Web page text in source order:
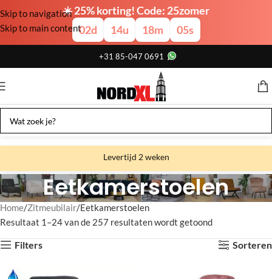
☀️ 25% korting! Code: 25zomer
02d 14u 18m 04s
Skip to navigation
Skip to main content
+31 85-047 0691
Levertijd 2 weken
Gratis verzending
Gratis afhalen
Showroom bij fabriek
Eetkamerstoelen
Home Zitmeubilair Eetkamerstoelen
Resultaat 1–24 van de 257 resultaten wordt getoond
Filters Sorteren